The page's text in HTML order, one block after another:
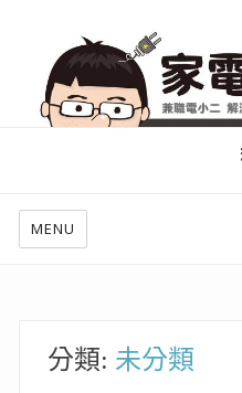
幫你做好功課，看了就知怎麼找
MENU
分類: 未分類